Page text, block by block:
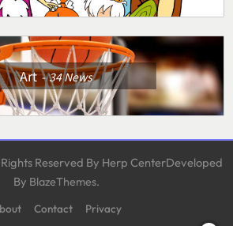
Art 34News
Reserved By Herp CenterDeveloped
By BlazeThemes.
Contact Privacy